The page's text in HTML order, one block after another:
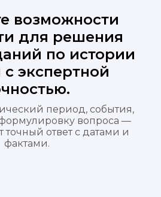
возможности
для решения
по истории
экспертной
период, события,
вопроса —
точный ответ с датами и
фактами.